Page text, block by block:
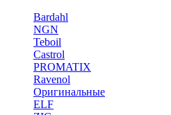
Bardahl
NGN
Teboil
Castrol
PROMATIX
Ravenol
Оригинальные
ELF